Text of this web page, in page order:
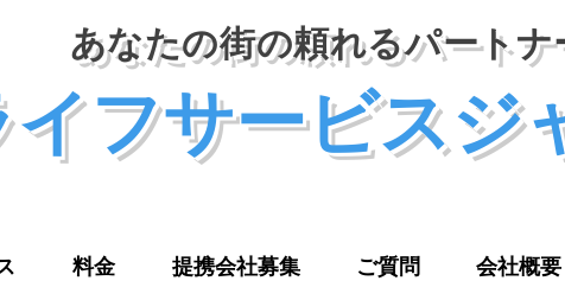
あなたの街の頼れるパートナ
イフサービスジ
料金 提携会社募集 ご質問 会社概要